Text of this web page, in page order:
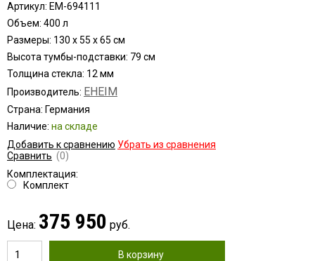
Артикул: EM-694111
Объем: 400 л
Размеры: 130 x 55 x 65 см
Высота тумбы-подставки: 79 см
Толщина стекла: 12 мм
Производитель: EHEIM
Страна: Германия
Наличие: на складе
Добавить к сравнению Убрать из сравнения
Сравнить (0)
Комплектация:
Комплект
Цена: 375 950 руб.
В корзину